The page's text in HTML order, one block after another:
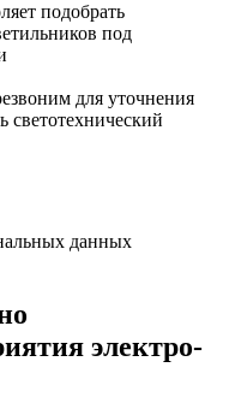
подобрать
под
для уточнения
светотехнический
данных
электро-